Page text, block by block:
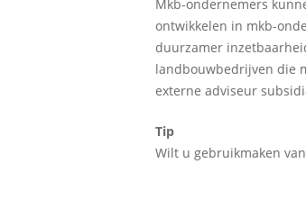
Mkb-ondernemers
ontwikkelen in mkb-
duurzamer
landbouwbedrijven die
externe adviseur
Tip
Wilt u gebruikmaken